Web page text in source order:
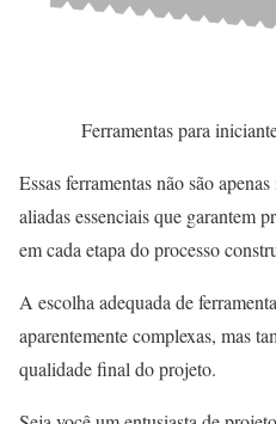
Ferramentas para
Essas ferramentas não são
aliadas essenciais que garantem
em cada etapa do processo
A escolha adequada de
aparentemente complexas, mas
qualidade final do projeto.